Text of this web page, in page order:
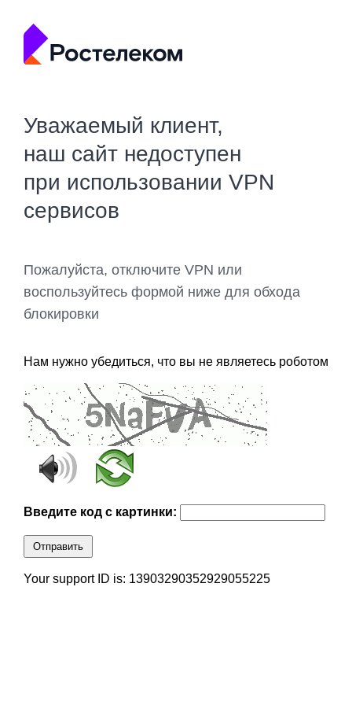
Уважаемый клиент,
наш сайт недоступен
при использовании VPN
сервисов
Пожалуйста, отключите VPN или
воспользуйтесь формой ниже для обхода
блокировки
Нам нужно убедиться, что вы не являетесь роботом
Введите код с картинки:
Отправить
Your support ID is: 13903290352929055225